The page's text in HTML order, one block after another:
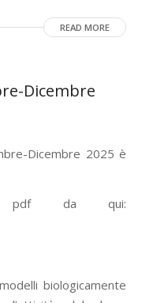
READ MORE
Dicembre
Dicembre 2025 è
pdf da qui:
biologicamente